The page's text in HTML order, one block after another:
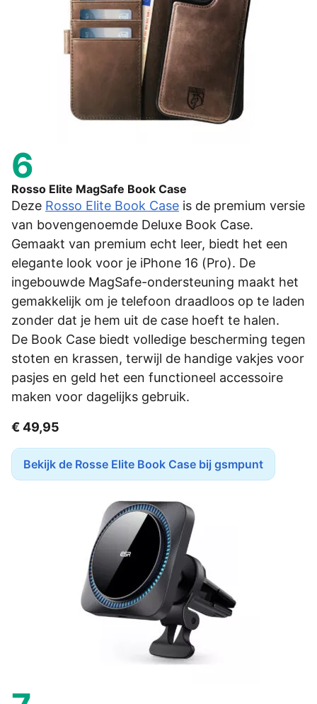
6
Rosso Elite MagSafe Book Case
Deze Rosso Elite Book Case is de premium versie
van bovengenoemde Deluxe Book Case.
Gemaakt van premium echt leer, biedt het een
elegante look voor je iPhone 16 (Pro). De
ingebouwde MagSafe-ondersteuning maakt het
gemakkelijk om je telefoon draadloos op te laden
zonder dat je hem uit de case hoeft te halen.
De Book Case biedt volledige bescherming tegen
stoten en krassen, terwijl de handige vakjes voor
pasjes en geld het een functioneel accessoire
maken voor dagelijks gebruik.
€ 49,95
Bekijk de Rosse Elite Book Case bij gsmpunt